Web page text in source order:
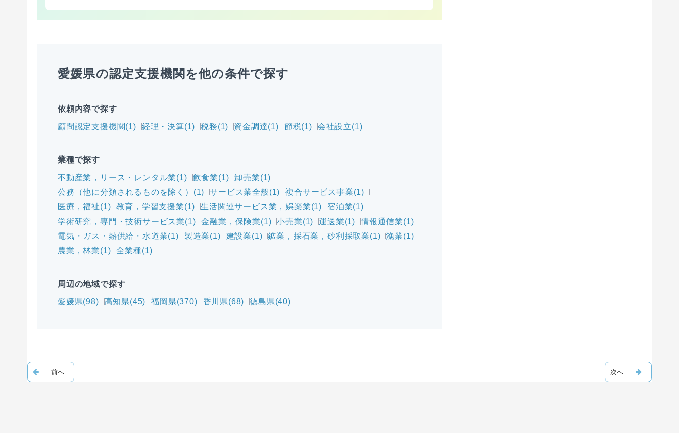
愛媛県の認定支援機関を他の条件で探す
依頼内容で探す
顧問認定支援機関(1) 経理・決算(1) 税務(1) 資金調達(1) 節税(1) 会社設立(1)
業種で探す
不動産業，リース・レンタル業(1) 飲食業(1)
卸売業(1)
公務（他に分類されるものを除く）(1)
サービス業全般(1)
複合サービス事業(1)
医療，福祉(1)
教育，学習支援業(1) 生活関連サービス業，娯楽業(1)
宿泊業(1)
学術研究，専門・技術サービス業(1)
金融業，保険業(1) 小売業(1) 運送業(1)
情報通信業(1)
電気・ガス・熱供給・水道業(1)
製造業(1) 建設業(1) 鉱業，採石業，砂利採取業(1)
漁業(1)
農業，林業(1)
全業種(1)
周辺の地域で探す
愛媛県(98) 高知県(45) 福岡県(370) 香川県(68) 徳島県(40)